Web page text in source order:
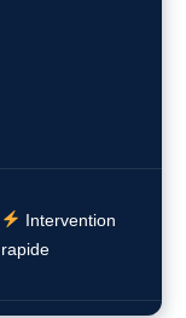
Intervention
rapide